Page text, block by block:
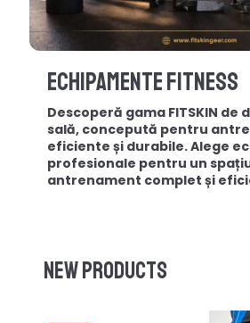
Echipamente Fitness
Descoperă gama FITSKIN de
sală, concepută pentru
eficiente și durabile. Alege
profesionale pentru un
antrenament complet și
New products